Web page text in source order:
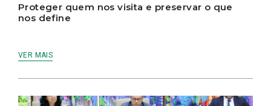
Proteger quem nos visita e preservar o que
nos define
VER MAIS